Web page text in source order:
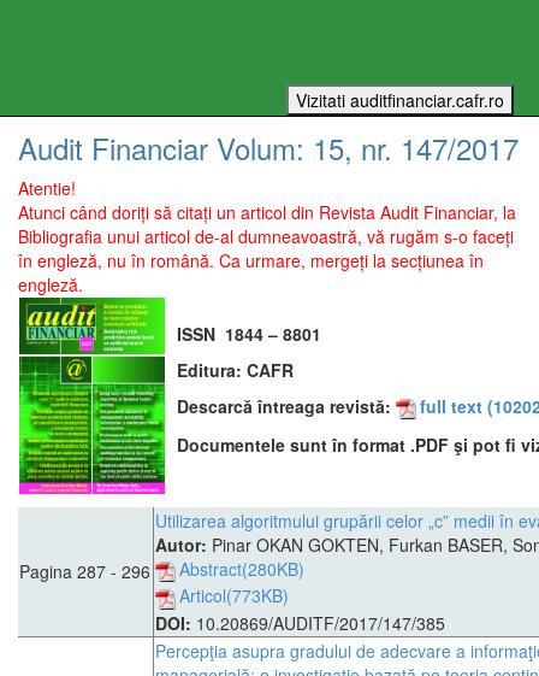
Audit Financiar Volum: 15, nr. 147/2017
Atentie!
Atunci când doriți să citați un articol din Revista Audit Financiar, la
Bibliografia unui articol de-al dumneavoastră, vă rugăm s-o faceți
în engleză, nu în română. Ca urmare, mergeți la secțiunea în
engleză.
ISSN 1844 – 8801
Editura: CAFR
Descarcă întreaga revistă:
full text
Documentele sunt în format .PDF şi pot fi
Pagina 287 - 296
Utilizarea algoritmului grupării celor „c” medii în
Autor: Pinar OKAN GOKTEN, Furkan BASER,
Abstract(280KB)
Articol(773KB)
DOI: 10.20869/AUDITF/2017/147/385
Percepţia asupra gradului de adecvare a